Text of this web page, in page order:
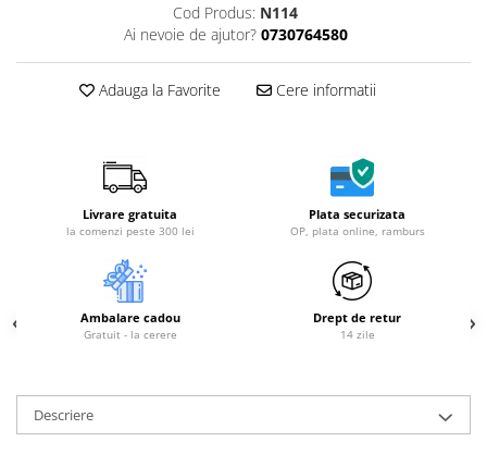
Cod Produs: N114
Ai nevoie de ajutor? 0730764580
Adauga la Favorite Cere informatii
Livrare gratuita
la comenzi peste 300 lei
Plata securizata
OP, plata online, ramburs
Ambalare cadou
Gratuit - la cerere
Drept de retur
14 zile
Descriere